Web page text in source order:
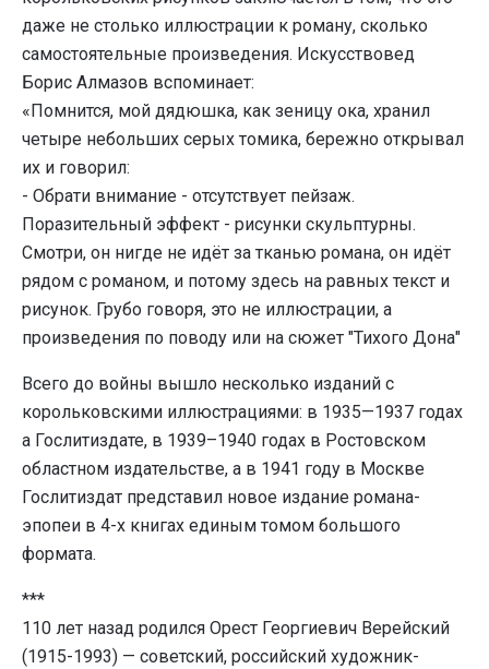
даже не столько иллюстрации к роману, сколько
самостоятельные произведения. Искусствовед
Борис Алмазов вспоминает:
«Помнится, мой дядюшка, как зеницу ока, хранил
четыре небольших серых томика, бережно открывал
их и говорил:
- Обрати внимание - отсутствует пейзаж.
Поразительный эффект - рисунки скульптурны.
Смотри, он нигде не идёт за тканью романа, он идёт
рядом с романом, и потому здесь на равных текст и
рисунок. Грубо говоря, это не иллюстрации, а
произведения по поводу или на сюжет "Тихого Дона"
Всего до войны вышло несколько изданий с
корольковскими иллюстрациями: в 1935—1937 годах
а Гослитиздате, в 1939–1940 годах в Ростовском
областном издательстве, а в 1941 году в Москве
Гослитиздат представил новое издание романа-
эпопеи в 4-х книгах единым томом большого
формата.
***
110 лет назад родился Орест Георгиевич Верейский
(1915-1993) — советский, российский художник-